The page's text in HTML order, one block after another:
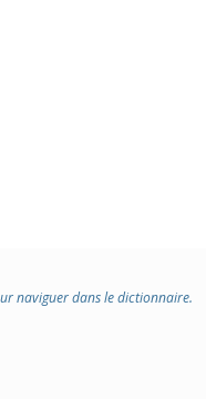
naviguer dans le dictionnaire.